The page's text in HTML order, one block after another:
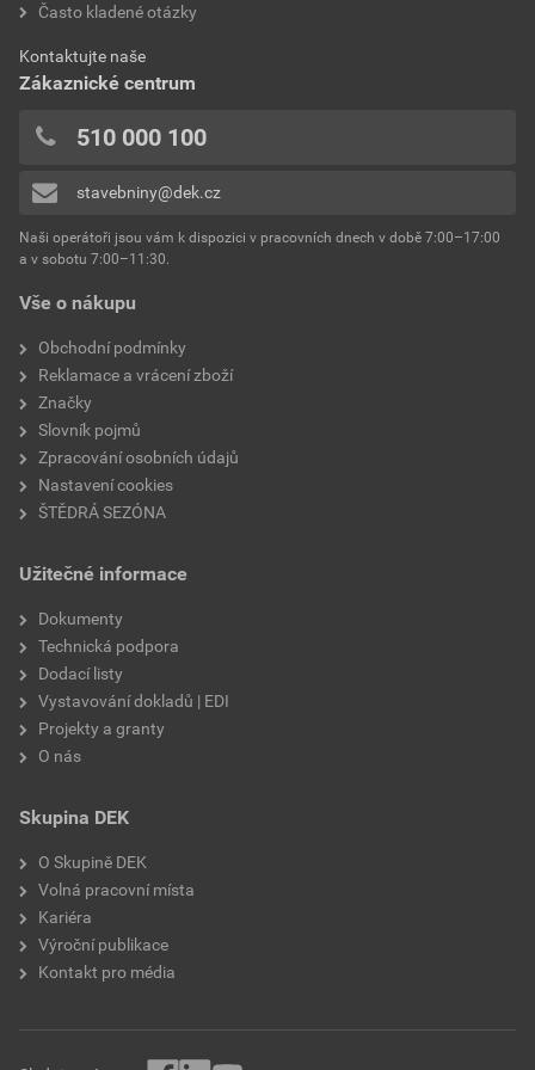
bez DPH za kg
Dokumenty výrobce
Environmentální prohlášení výrobku
Stáhnout
Velikost
spotřeba
výrobce
typ
reakce na oheň
součinitel tepelné vodivosti0,8 W/mK
teplota zpracování
hmotnost
typ výrobku
faktor difuzního odporu
materiálová báze
Přidávat hodnocení může pouze přihlášený uživatel.
Vše o nákupu
Obchodní podmínky
Reklamace a vrácení zboží
Značky
Slovník pojmů
Zpracování osobních údajů
Nastavení cookies
ŠTĚDRÁ SEZÓNA
Užitečné informace
Dokumenty
Technická podpora
Dodací listy
Vystavování dokladů | EDI
Projekty a granty
O nás
Skupina DEK
O Skupině DEK
Volná pracovní místa
Kariéra
Výroční publikace
Kontakt pro média
Často kladené otázky
Kontaktujte naše
Zákaznické centrum
510 000 100
stavebniny@dek.cz
Naši operátoři jsou vám k dispozici v pracovních dnech v době 7:00–17:00
a v sobotu 7:00–11:30.